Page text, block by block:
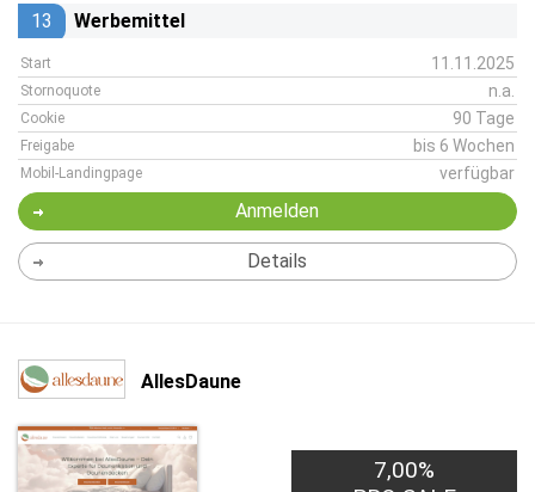
13 Werbemittel
Start 11.11.2025
Stornoquote n.a.
Cookie 90 Tage
Freigabe bis 6 Wochen
Mobil-Landingpage verfügbar
Anmelden
Details
AllesDaune
7,00%